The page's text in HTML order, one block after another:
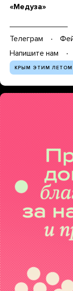
«Медуза»
Телеграм
Напишите нам
КРЫМ ЭТИМ ЛЕТОМ